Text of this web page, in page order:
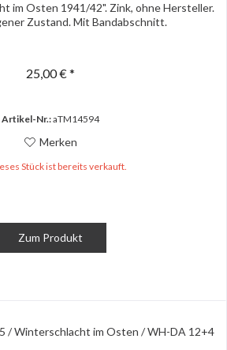
im Osten 1941/42". Zink, ohne Hersteller.
Zustand. Mit Bandabschnitt.
25,00 € *
Artikel-Nr.:aTM14594
Merken
Stück ist bereits verkauft.
Zum Produkt